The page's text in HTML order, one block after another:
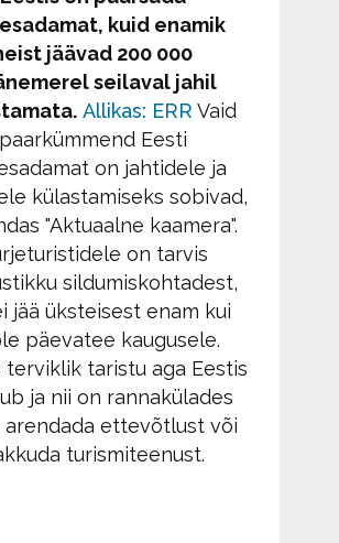
kuid enamik
jäävad 200 000
seilaval jahil
Allikas: ERR Vaid
paarkümmend Eesti
on jahtidele ja
külastamiseks sobivad,
"Aktuaalne kaamera".
on tarvis
sildumiskohtadest,
jää üksteisest enam kui
päevatee kaugusele.
terviklik taristu aga Eestis
ja nii on rannakülades
arendada ettevõtlust või
turismiteenust.